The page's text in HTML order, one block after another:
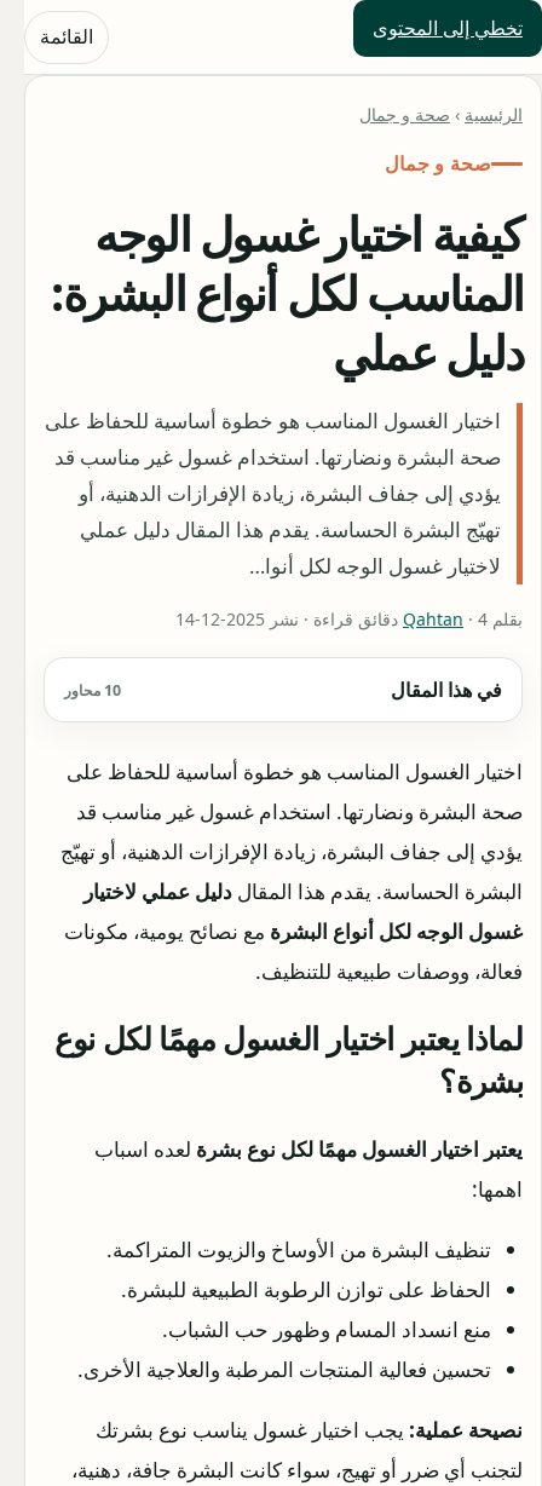
تخطي إلى المحتوى
حلول العالم القائمة
الرئيسية › صحة و جمال
صحة و جمال
كيفية اختيار غسول الوجه
المناسب لكل أنواع البشرة:
دليل عملي
اختيار الغسول المناسب هو خطوة أساسية للحفاظ على
صحة البشرة ونضارتها. استخدام غسول غير مناسب قد
يؤدي إلى جفاف البشرة، زيادة الإفرازات الدهنية، أو
تهيّج البشرة الحساسة. يقدم هذا المقال دليل عملي
لاختيار غسول الوجه لكل أنوا…
بقلم Qahtan · 4 دقائق قراءة · نشر 2025-12-14
في هذا المقال 10 محاور
اختيار الغسول المناسب هو خطوة أساسية للحفاظ على
صحة البشرة ونضارتها. استخدام غسول غير مناسب قد
يؤدي إلى جفاف البشرة، زيادة الإفرازات الدهنية، أو تهيّج
البشرة الحساسة. يقدم هذا المقال دليل عملي لاختيار
غسول الوجه لكل أنواع البشرة مع نصائح يومية، مكونات
فعالة، ووصفات طبيعية للتنظيف.
لماذا يعتبر اختيار الغسول مهمًا لكل نوع
بشرة؟
يعتبر اختيار الغسول مهمًا لكل نوع بشرة لعده اسباب
اهمها:
تنظيف البشرة من الأوساخ والزيوت المتراكمة.
الحفاظ على توازن الرطوبة الطبيعية للبشرة.
منع انسداد المسام وظهور حب الشباب.
تحسين فعالية المنتجات المرطبة والعلاجية الأخرى.
نصيحة عملية: يجب اختيار غسول يناسب نوع بشرتك
لتجنب أي ضرر أو تهيج، سواء كانت البشرة جافة، دهنية،